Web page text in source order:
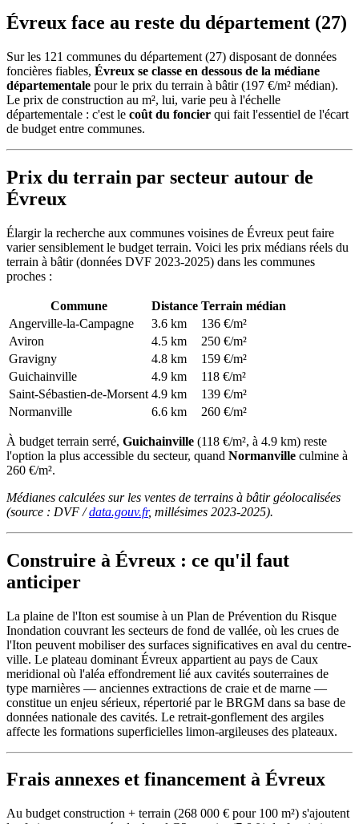
Évreux face au reste du département (27)
Sur les 121 communes du département (27) disposant de données
foncières fiables, Évreux se classe en dessous de la médiane
départementale pour le prix du terrain à bâtir (197 €/m² médian).
Le prix de construction au m², lui, varie peu à l'échelle
départementale : c'est le coût du foncier qui fait l'essentiel de l'écart
de budget entre communes.
Prix du terrain par secteur autour de
Évreux
Élargir la recherche aux communes voisines de Évreux peut faire
varier sensiblement le budget terrain. Voici les prix médians réels du
terrain à bâtir (données DVF 2023-2025) dans les communes
proches :
Commune Distance Terrain médian
Angerville-la-Campagne
3.6 km
136 €/m²
Aviron
4.5 km
250 €/m²
Gravigny
4.8 km
159 €/m²
Guichainville
4.9 km
118 €/m²
Saint-Sébastien-de-Morsent 4.9 km
139 €/m²
Normanville
6.6 km 260 €/m²
À budget terrain serré, Guichainville (118 €/m², à 4.9 km) reste
l'option la plus accessible du secteur, quand Normanville culmine à
260 €/m².
Médianes calculées sur les ventes de terrains à bâtir géolocalisées
(source : DVF /data.gouv.fr, millésimes 2023-2025).
Construire à Évreux : ce qu'il faut
anticiper
La plaine de l'Iton est soumise à un Plan de Prévention du Risque
Inondation couvrant les secteurs de fond de vallée, où les crues de
l'Iton peuvent mobiliser des surfaces significatives en aval du centre-
ville. Le plateau dominant Évreux appartient au pays de Caux
meridional où l'aléa effondrement lié aux cavités souterraines de
type marnières — anciennes extractions de craie et de marne —
constitue un enjeu sérieux, répertorié par le BRGM dans sa base de
données nationale des cavités. Le retrait-gonflement des argiles
affecte les formations superficielles limon-argileuses des plateaux.
Frais annexes et financement à Évreux
Au budget construction + terrain (268 000 € pour 100 m²) s'ajoutent